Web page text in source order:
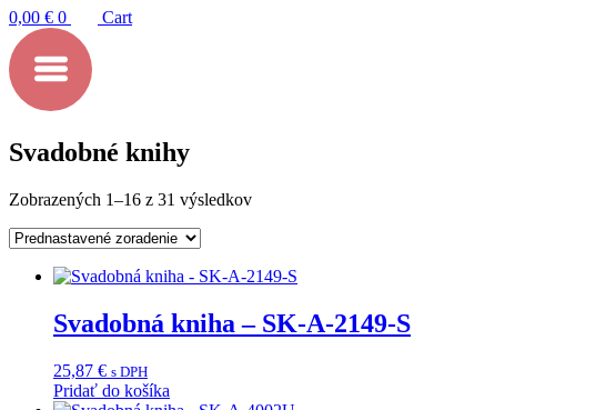
0,00 € 0 Cart
Svadobné knihy
Zobrazených 1–16 z 31 výsledkov
Svadobná kniha – SK-A-2149-S
25,87 € s DPH
Pridať do košíka